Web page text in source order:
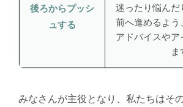
後ろからプッシ
ュする
迷ったり悩ん
前へ進めるよ
アドバイスや
ま
みなさんが主役となり、私たちはそ